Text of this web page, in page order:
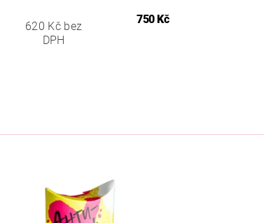
620 Kč bez
DPH
750 Kč